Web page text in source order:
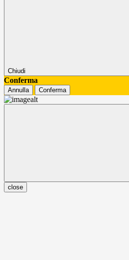
Chiudi
Conferma
Annulla Conferma
close